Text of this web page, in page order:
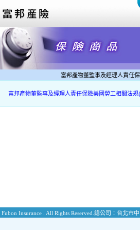
富邦產物董監事及經理人責任
富邦產物董監事及經理人責任保險美國勞工相關法
Fubon Insurance . All Rights Reserved. 總公司：台北市